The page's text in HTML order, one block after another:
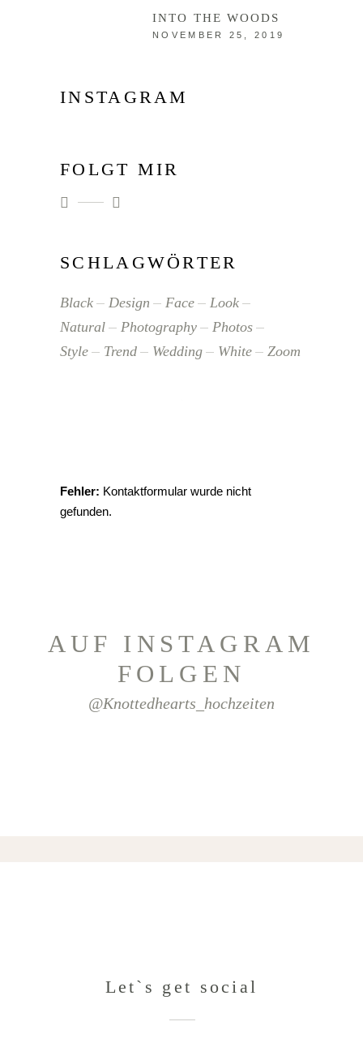
INTO THE WOODS
NOVEMBER 25, 2019
INSTAGRAM
FOLGT MIR
SCHLAGWÖRTER
Black Design Face
Look
Natural
Photography
Photos
Style
Trend Wedding White Zoom
Fehler: Kontaktformular wurde nicht
gefunden.
AUF INSTAGRAM
FOLGEN
@knottedhearts_hochzeiten
Let`s get social